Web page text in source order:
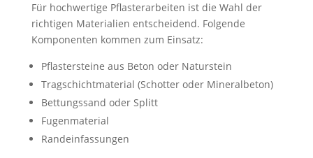
Für hochwertige Pflasterarbeiten ist die Wahl der
richtigen Materialien entscheidend. Folgende
Komponenten kommen zum Einsatz:
Pflastersteine aus Beton oder Naturstein
Tragschichtmaterial (Schotter oder Mineralbeton)
Bettungssand oder Splitt
Fugenmaterial
Randeinfassungen